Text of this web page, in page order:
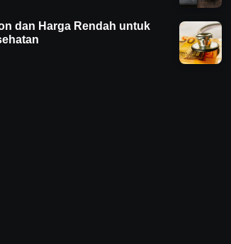
dan Harga Rendah untuk